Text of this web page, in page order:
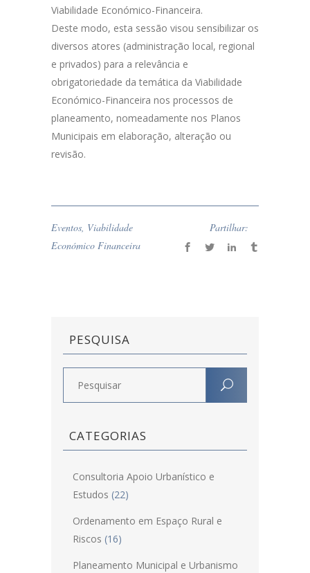
Viabilidade Económico-Financeira.
Deste modo, esta sessão visou sensibilizar os
diversos atores (administração local, regional
e privados) para a relevância e
obrigatoriedade da temática da Viabilidade
Económico-Financeira nos processos de
planeamento, nomeadamente nos Planos
Municipais em elaboração, alteração ou
revisão.
Eventos, Viabilidade
Económico Financeira
Partilhar:
PESQUISA
CATEGORIAS
Consultoria Apoio Urbanístico e
Estudos (22)
Ordenamento em Espaço Rural e
Riscos (16)
Planeamento Municipal e Urbanismo